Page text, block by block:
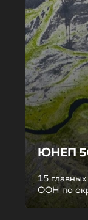
ЮНЕП
15
ООН по